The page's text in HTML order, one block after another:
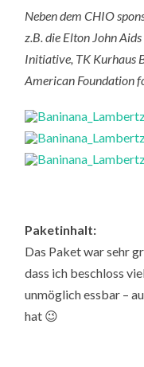
Neben dem CHIO
z.B. die Elton John
Initiative, TK Kurhaus
American Foundation
Paketinhalt:
Das Paket war sehr
dass ich beschloss
unmöglich essbar –
hat 😉